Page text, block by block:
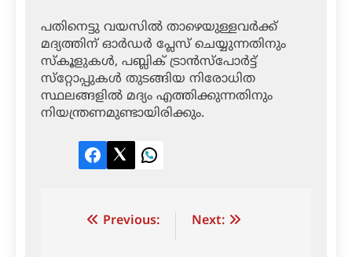
പതിനെട്ടു വയസില്‍ താഴെയുള്ളവര്‍ക്ക്
മദ്യത്തിന് ഓര്‍ഡര്‍ പ്ലേസ് ചെയ്യുന്നതിനും
സ്‌കൂളുകള്‍, പബ്ലിക് ട്രാന്‍സ്‌പോര്‍ട്ട്
സ്‌റ്റോപ്പുകള്‍ തുടങ്ങിയ നിരോധിത
സ്ഥലങ്ങളില്‍ മദ്യം എത്തിക്കുന്നതിനും
നിയന്ത്രണമുണ്ടായിരിക്കും.
Facebook
TwitterLinkedIn
Post Previous: Next: